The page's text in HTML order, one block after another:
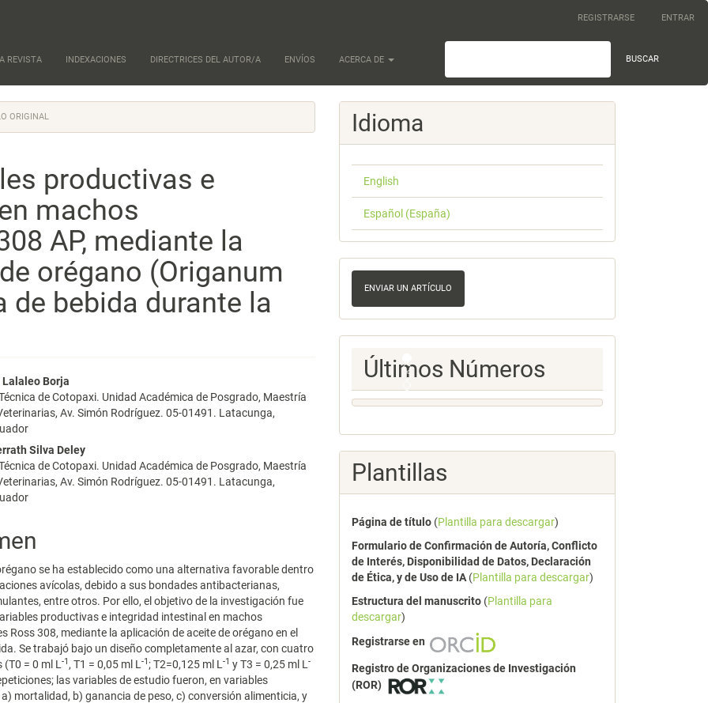
REGISTRARSE ENTRAR
REVISTA INDEXACIONES DIRECTRICES DEL AUTOR/A ENVÍOS ACERCA DE BUSCAR
ORIGINAL
productivas e
machos
AP, mediante la
orégano (Origanum
de bebida durante la
Borja
de Cotopaxi. Unidad Académica de Posgrado, Maestría
Av. Simón Rodríguez. 05-01491. Latacunga,
Silva Deley
de Cotopaxi. Unidad Académica de Posgrado, Maestría
Av. Simón Rodríguez. 05-01491. Latacunga,
se ha establecido como una alternativa favorable dentro
avícolas, debido a sus bondades antibacterianas,
entre otros. Por ello, el objetivo de la investigación fue
productivas e integridad intestinal en machos
Ross 308, mediante la aplicación de aceite de orégano en el
Se trabajó bajo un diseño completamente al azar, con cuatro
= 0 ml L-1 , T1 = 0,05 ml L-1; T2=0,125 ml L-1 y T3 = 0,25 ml L-
las variables de estudio fueron, en variables
mortalidad, b) ganancia de peso, c) conversión alimenticia, y
Idioma
English
Español (España)
Enviar
un
artículo
ENVIAR UN ARTÍCULO
Ultimos
Numeros
Últimos Números
Plantillas
Página de título (Plantilla para descargar)
Formulario de Confirmación de Autoría, Conflicto
de Interés, Disponibilidad de Datos, Declaración
de Ética, y de Uso de IA (Plantilla para descargar)
Estructura del manuscrito (Plantilla para
descargar)
Registrarse en
Registro de Organizaciones de Investigación
(ROR)